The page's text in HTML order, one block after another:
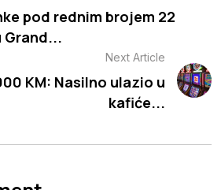
pod rednim brojem 22
Grand...
Next Article
KM: Nasilno ulazio u
kafiće...